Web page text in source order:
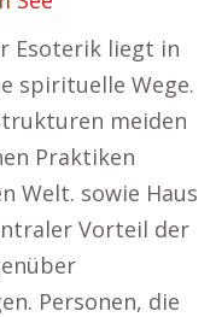
Esoterik liegt in
spirituelle Wege.
meiden
Praktiken
Welt. sowie Haus
Vorteil der
Personen, die